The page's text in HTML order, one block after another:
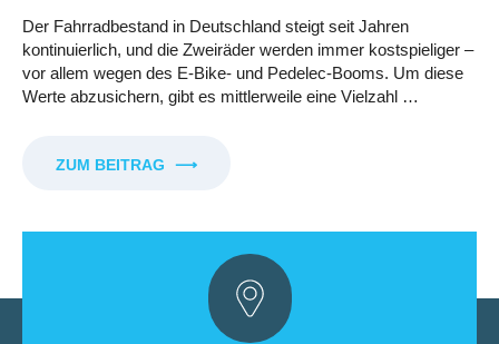
Der Fahrradbestand in Deutschland steigt seit Jahren
kontinuierlich, und die Zweiräder werden immer kostspieliger –
vor allem wegen des E-Bike- und Pedelec-Booms. Um diese
Werte abzusichern, gibt es mittlerweile eine Vielzahl …
ZUM BEITRAG ⟶